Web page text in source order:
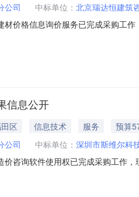
公司 中标单位： 北京瑞达恒建筑
价格信息询价服务已完成采购工
达恒建筑咨询有限公司,广州市中
图软
信息公开
区 信息技术 服务
预算
公司 中标单位： 深圳市斯维尔科
价咨询软件使用权已完成采购工作
）六、合同确定的采购数量：/建